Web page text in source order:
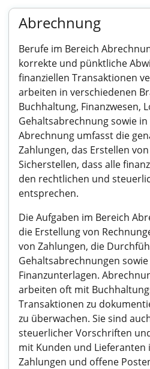
Abrechnung
Berufe im Bereich
korrekte und pünktliche
finanziellen Transaktionen
arbeiten in verschiedenen
Buchhaltung, Finanzwesen,
Gehaltsabrechnung sowie
Abrechnung umfasst die
Zahlungen, das Erstellen
Sicherstellen, dass alle
den rechtlichen und
entsprechen.
Die Aufgaben im Bereich
die Erstellung von
von Zahlungen, die
Gehaltsabrechnungen
Finanzunterlagen.
arbeiten oft mit
Transaktionen zu
zu überwachen. Sie sind
steuerlicher Vorschriften
mit Kunden und Lieferanten
Zahlungen und offene